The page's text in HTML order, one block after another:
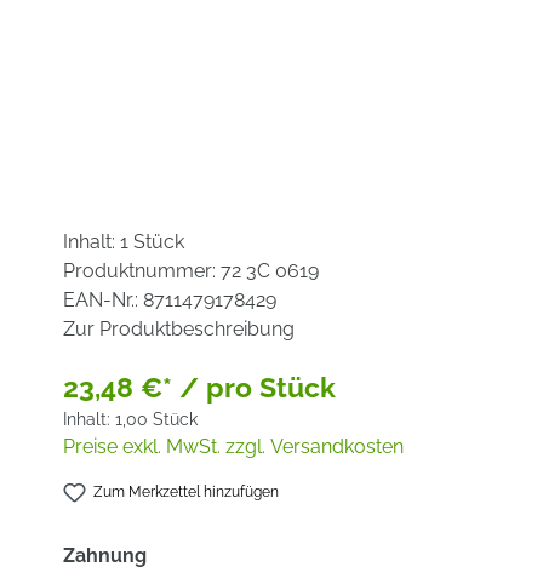
Inhalt: 1 Stück
Produktnummer: 72 3C 0619
EAN-Nr.: 8711479178429
Zur Produktbeschreibung
23,48 €* / pro Stück
Inhalt: 1,00 Stück
Preise exkl. MwSt. zzgl. Versandkosten
Zum Merkzettel hinzufügen
Zahnungauswählen